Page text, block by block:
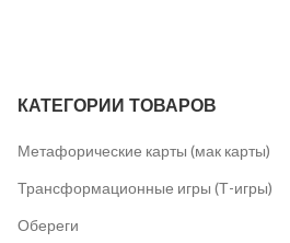
КАТЕГОРИИ ТОВАРОВ
Метафорические карты (мак карты)
Трансформационные игры (Т-игры)
Обереги